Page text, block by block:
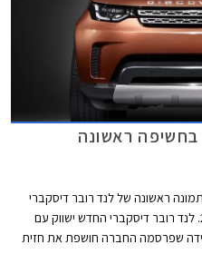
ראשונה
ראשונה של לנד רובר דיסקברי
החדש שצפוי להגיע לישראל במרץ 2017. לנד רובר דיסקברי החדש ישווק עם
שפרסמה החברה חושפת את חזית